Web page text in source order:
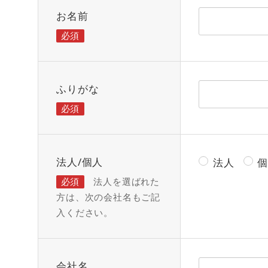
お名前
必須
ふりがな
必須
法人/個人
必須
法人を選ばれた
方は、次の会社名もご記
入ください。
法人